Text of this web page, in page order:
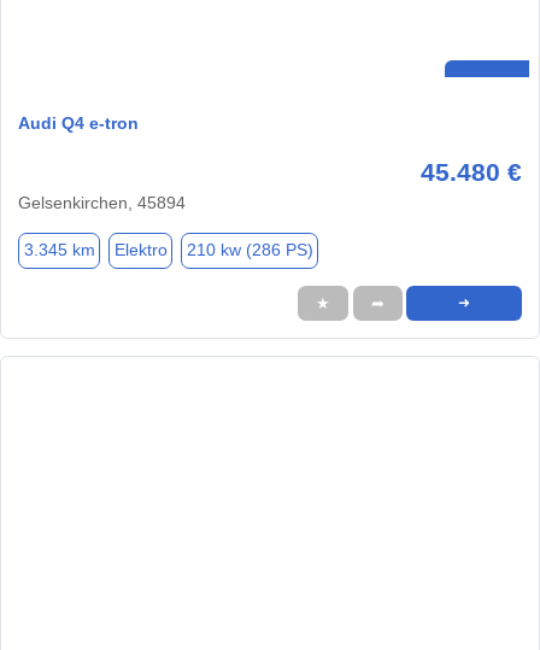
Audi Q4 e-tron
45.480 €
Gelsenkirchen, 45894
3.345 km Elektro 210 kw (286 PS)
★ ➦ ➜